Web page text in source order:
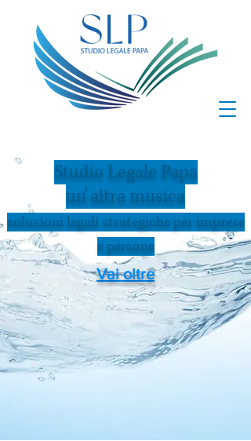
Studio Legale Papa
un'altra musica
soluzioni legali strategiche per imprese
e persone
Vai oltre